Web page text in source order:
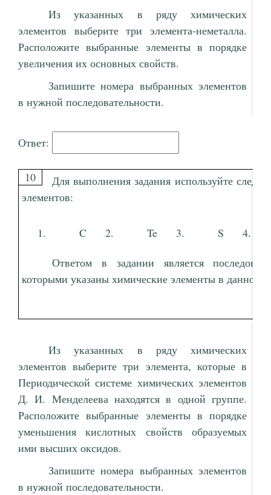
Из указанных в ряду химических
элементов выберите три элемента-неметалла.
Расположите выбранные элементы в порядке
увеличения их основных свойств.
Запишите номера выбранных элементов
в нужной последовательности.
Ответ:
10
Для выполнения задания используйте
элементов:
C Te S
Ответом в задании является
которыми указаны химические элементы в данном
Из указанных в ряду химических
элементов выберите три элемента, которые в
Периодической системе химических элементов
Д. И. Менделеева находятся в одной группе.
Расположите выбранные элементы в порядке
уменьшения кислотных свойств образуемых
ими высших оксидов.
Запишите номера выбранных элементов
в нужной последовательности.